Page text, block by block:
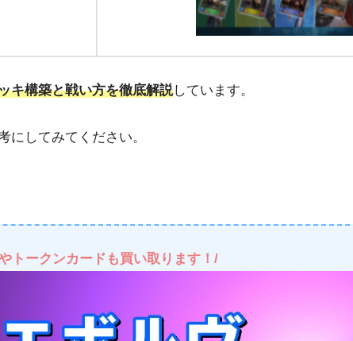
キ構築と戦い方を徹底解説しています。
にしてみてください。
トークンカードも買い取ります！/